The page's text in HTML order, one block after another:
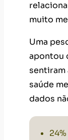
muito
Uma
apontou
sentiram
saúde
dados